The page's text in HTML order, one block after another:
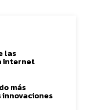
las
internet
más